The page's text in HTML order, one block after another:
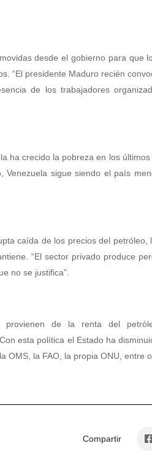
desde el gobierno para que
“El presidente Maduro recién
de los trabajadores
ha crecido la pobreza en los últimos
sigue siendo el país
caída de los precios del petróleo,
“El sector privado produce
no se justifica”.
de la renta del
esta política el Estado ha
OMS, la FAO, la propia ONU, entre
Compartir